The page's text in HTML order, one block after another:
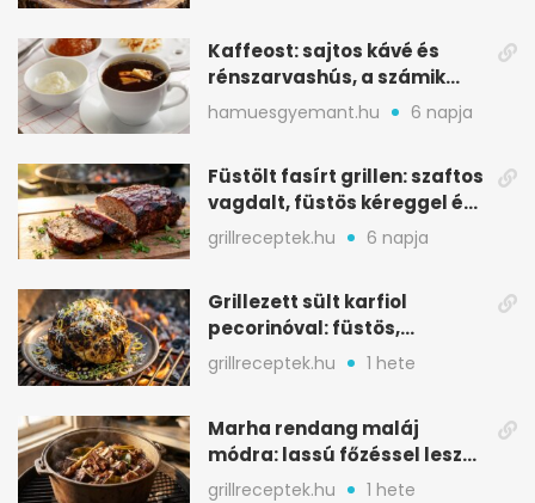
Kaffeost: sajtos kávé és
rénszarvashús, a számik
melegítő itala
hamuesgyemant.hu 6 napja
Füstölt fasírt grillen: szaftos
vagdalt, füstös kéreggel és
BBQ mázzal
grillreceptek.hu 6 napja
Grillezett sült karfiol
pecorinóval: füstös,
karamellizált nyári kedvenc
grillreceptek.hu 1 hete
Marha rendang maláj
módra: lassú főzéssel lesz
igazán szaftos
grillreceptek.hu 1 hete